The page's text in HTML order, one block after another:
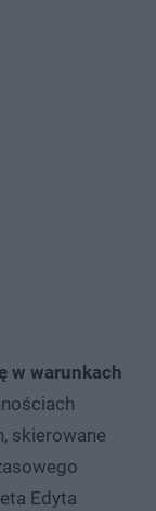
w warunkach
skierowane
Edyta